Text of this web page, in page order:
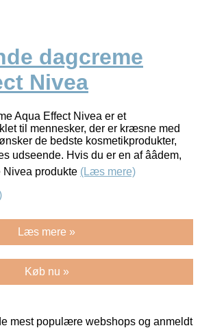
dagcreme
Nivea
Aqua Effect Nivea er et
til mennesker, der er kræsne med
de bedste kosmetikprodukter,
Hvis du er en af ââdem,
Nivea produkte (Læs mere)
Læs mere »
Køb nu »
mest populære webshops og anmeldt